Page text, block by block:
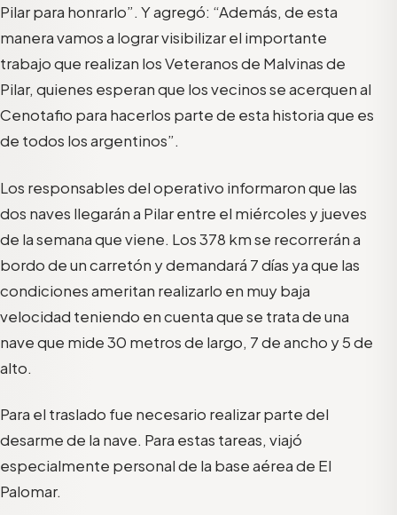
Pilar para honrarlo”. Y agregó: “Además, de esta
manera vamos a lograr visibilizar el importante
trabajo que realizan los Veteranos de Malvinas de
Pilar, quienes esperan que los vecinos se acerquen al
Cenotafio para hacerlos parte de esta historia que es
de todos los argentinos”.
Los responsables del operativo informaron que las
dos naves llegarán a Pilar entre el miércoles y jueves
de la semana que viene. Los 378 km se recorrerán a
bordo de un carretón y demandará 7 días ya que las
condiciones ameritan realizarlo en muy baja
velocidad teniendo en cuenta que se trata de una
nave que mide 30 metros de largo, 7 de ancho y 5 de
alto.
Para el traslado fue necesario realizar parte del
desarme de la nave. Para estas tareas, viajó
especialmente personal de la base aérea de El
Palomar.